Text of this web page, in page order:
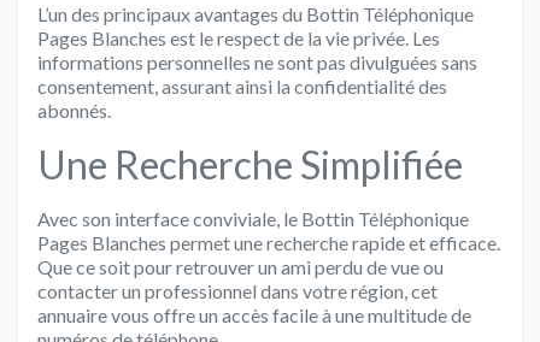
L’un des principaux avantages du Bottin Téléphonique
Pages Blanches est le respect de la vie privée. Les
informations personnelles ne sont pas divulguées sans
consentement, assurant ainsi la confidentialité des
abonnés.
Une Recherche Simplifiée
Avec son interface conviviale, le Bottin Téléphonique
Pages Blanches permet une recherche rapide et efficace.
Que ce soit pour retrouver un ami perdu de vue ou
contacter un professionnel dans votre région, cet
annuaire vous offre un accès facile à une multitude de